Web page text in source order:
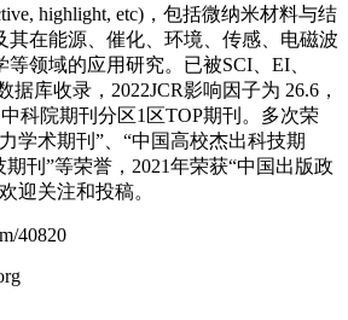
highlight, etc)，包括微纳米材料与结
其在能源、催化、环境、传感、电磁波
领域的应用研究。已被SCI、EI、
据库收录，2022JCR影响因子为 26.6，
科院期刊分区1区TOP期刊。多次荣
学术期刊”、“中国高校杰出科技期
刊”等荣誉，2021年荣获“中国出版政
迎关注和投稿。
40820